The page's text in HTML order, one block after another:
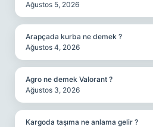
Ağustos 5, 2026
Arapçada kurba ne demek ?
Ağustos 4, 2026
Agro ne demek Valorant ?
Ağustos 3, 2026
Kargoda taşıma ne anlama gelir ?